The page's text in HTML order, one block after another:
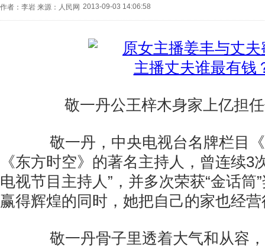
作者：李岩 来源：人民网 2013-09-03 14:06:58
敬一丹公王梓木身家上亿担任
敬一丹，中央电视台名牌栏目《
《东方时空》的著名主持人，曾连续3
电视节目主持人”，并多次荣获“金话筒
赢得辉煌的同时，她把自己的家也经
敬一丹骨子里透着大气和从容，